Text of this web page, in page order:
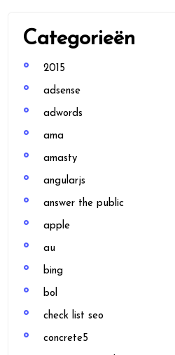
Categorieën
2015
adsense
adwords
ama
amasty
angularjs
answer the public
apple
au
bing
bol
check list seo
concrete5